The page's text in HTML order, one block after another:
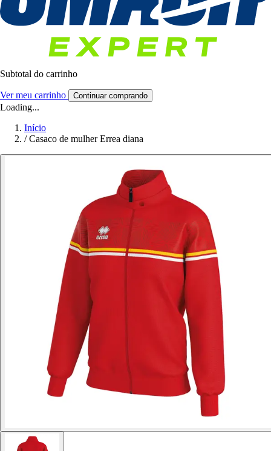
Subtotal do carrinho
Ver meu carrinho Continuar comprando
Loading...
Início
/ Casaco de mulher Errea diana